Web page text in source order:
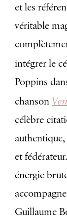
et les
véritable
intégrer le
Poppins
chanson
célèbre
et
énergie
Guillaume